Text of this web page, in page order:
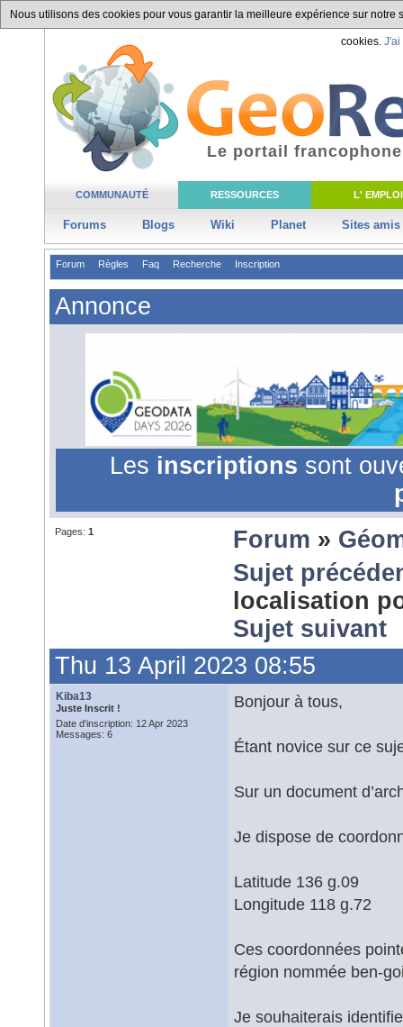
Nous utilisons des cookies pour vous garantir la meilleure expérience sur
cookies. J'ai
COMMUNAUTÉ RESSOURCES L' EMPLOI
Forums Blogs Wiki Planet Sites amis
Le portail
Forum Règles Faq Recherche Inscription
Annonce
Les inscriptions sont
Pages: 1 Forum »
Sujet
localisation
Sujet suivant
Thu 13 April 2023 08:55
Kiba13
Juste Inscrit !
Date d'inscription: 12 Apr 2023
Messages: 6
Bonjour à tous,
Étant novice sur ce
Sur un document
Je dispose de
Latitude 136 g.09
Longitude 118 g.72
Ces coordonnées
région nommée ben-
Je souhaiterais